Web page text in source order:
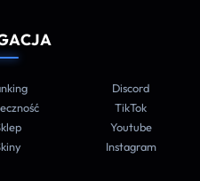
Discord
TikTok
Youtube
Instagram